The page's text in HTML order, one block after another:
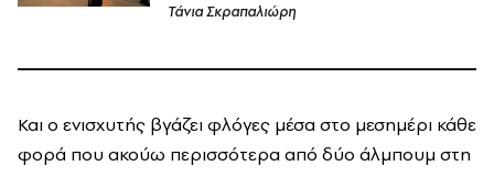
Τάνια Σκραπαλιώρη
Και ο ενισχυτής βγάζει φλόγες μέσα στο μεσημέρι κάθε
φορά που ακούω περισσότερα από δύο άλμπουμ στη